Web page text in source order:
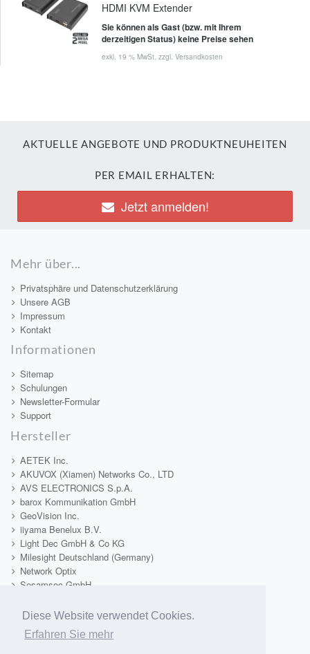
Diese Website verwendet Cookies.
Erfahren Sie mehr
HDMI KVM Extender
Sie können als Gast (bzw. mit Ihrem
derzeitigen Status) keine Preise sehen
exkl. 19 % MwSt. zzgl.Versandkosten
AKTUELLE ANGEBOTE UND PRODUKTNEUHEITEN
PER EMAIL ERHALTEN:
Jetzt anmelden!
Mehr über...
Privatsphäre und Datenschutzerklärung
Unsere AGB
Impressum
Kontakt
Informationen
Sitemap
Schulungen
Newsletter-Formular
Support
Hersteller
AETEK Inc.
AKUVOX (Xiamen) Networks Co., LTD
AVS ELECTRONICS S.p.A.
barox Kommunikation GmbH
GeoVision Inc.
iiyama Benelux B.V.
Light Dec GmbH & Co KG
Milesight Deutschland (Germany)
Network Optix
Sesamsec GmbH
Tekno System s.r.l.
Video1One